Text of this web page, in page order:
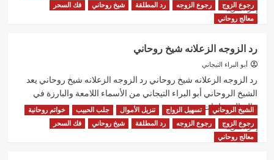
إقرأ المزيداقرأ
المزيد
الحبيب
بسرعه
افضل
شيخ
رجوع الزوج
رجوع الزوجه رد المطلقة شيخ روحاني
فك السحر
معالج روحاني
رد الزوجه الزعلانه شيخ روحاني
أبو البراء التيجاني
رد الزوجه الزعلانه شيخ روحاني رد الزوجه الزعلانه شيخ روحاني يعد
الشيخ الروحاني أبو البراء التيجاني من الأسماء اللامعة والبارزة في
عالم الروحانيات...
إقرأ المزيداقرأ
المزيد
الشيخ الروحاني تسهيل الزواج تنزيل الأموال جلب الحبيب
خواتم روحانية
رجوع الزوج
رجوع الزوجه رد المطلقة شيخ روحاني
فك السحر
معالج روحاني